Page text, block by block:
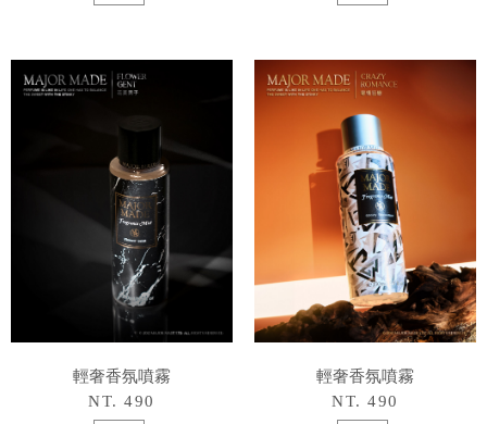
輕奢香氛噴霧
NT. 490
輕奢香氛噴霧
NT. 490